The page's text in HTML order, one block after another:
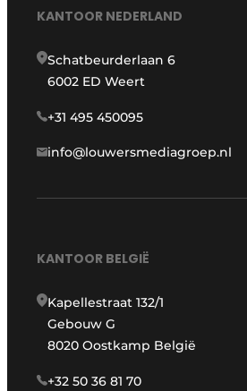
KANTOOR NEDERLAND
Schatbeurderlaan 6
6002 ED Weert
+31 495 450095
info@louwersmediagroep.nl
KANTOOR BELGIË
Kapellestraat 132/1
Gebouw G
8020 Oostkamp België
+32 50 36 81 70